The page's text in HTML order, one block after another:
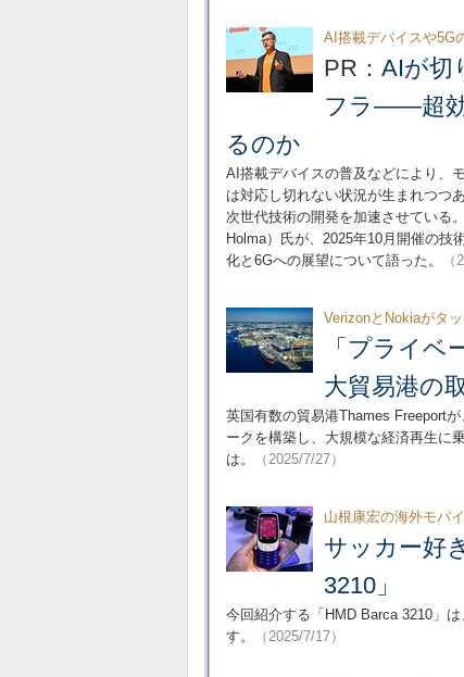
AI搭載デバイスや5G
PR： AIが切
フラ――超効
るのか
AI搭載デバイスの普及などにより、
は対応し切れない状況が生まれつつ
次世代技術の開発を加速させている
Holma）氏が、2025年10月開催の技
化と6Gへの展望について語った。
VerizonとNokiaがタ
「プライベ
大貿易港の
英国有数の貿易港Thames Freeport
ークを構築し、大規模な経済再生に
は。
（2025/7/27）
山根康宏の海外モバ
サッカー好
3210」
今回紹介する「HMD Barca 3210」
す。
（2025/7/17）